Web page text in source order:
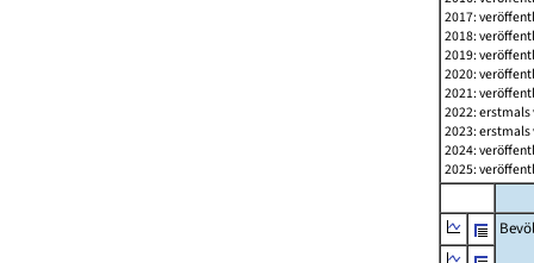
2017:
2018:
2019:
2020:
2021:
2022:
2023:
2024:
2025: